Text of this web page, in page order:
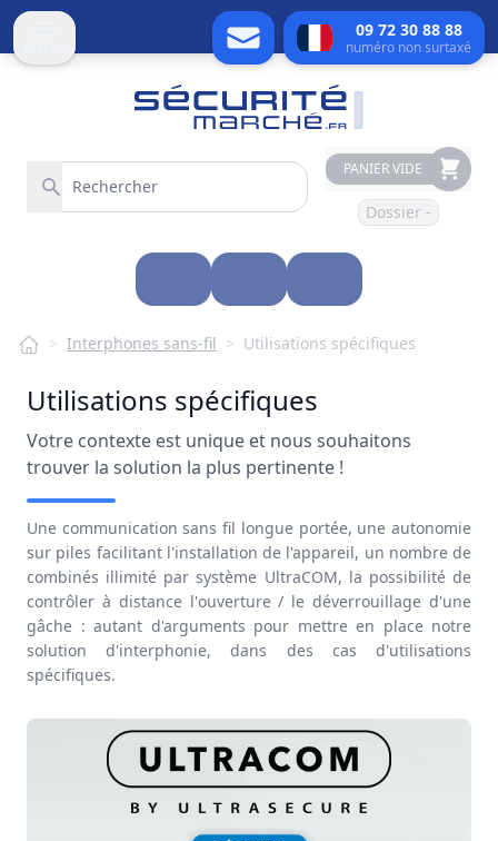
09 72 30 88 88
numéro non surtaxé
PANIER VIDE
Dossier -
> Interphones sans-fil > Utilisations spécifiques
Utilisations spécifiques
Votre contexte est unique et nous souhaitons
trouver la solution la plus pertinente !
Une communicationsans fil longue portée, uneautonomie
sur piles facilitant l'installation de l'appareil, un nombre de
combinés illimité par système UltraCOM, la possibilité de
contrôler à distance l'ouverture / le déverrouillage d'une
gâche : autant d'arguments pour mettre en place notre
solution d'interphonie, dans des cas d'utilisations
spécifiques.